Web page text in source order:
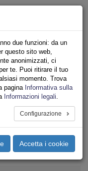
Iscriviti
Ricerca
Area Stampa
Privacy
E ABITANTI
Toggle
due funzioni: da un
questo sito web,
anonimizzati, ci
te. Puoi ritirare il tuo
momento. Trova
pagina Informativa sulla
Informazioni legali.
Configurazione
Accetta i cookie